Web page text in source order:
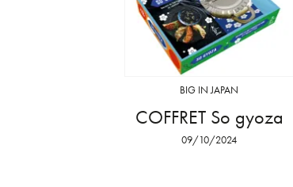
BIG IN JAPAN
COFFRET So gyoza
09/10/2024